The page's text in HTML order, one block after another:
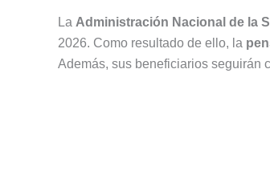
La Administración Nacional de la
2026. Como resultado de ello, la
Además, sus beneficiarios seguirán